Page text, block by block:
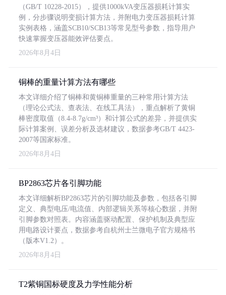
（GB/T 10228-2015），提供1000kVA变压器损耗计算实
例，分步骤说明变损计算方法，并附电力变压器损耗计算
实例表格，涵盖SCB10/SCB13等常见型号参数，指导用户
快速掌握变压器能效评估要点。
2026年8月4日
铜棒的重量计算方法有哪些
本文详细介绍了铜棒和黄铜棒重量的三种常用计算方法
（理论公式法、查表法、在线工具法），重点解析了黄铜
棒密度取值（8.4-8.7g/cm³）和计算公式的差异，并提供实
际计算案例、误差分析及选材建议，数据参考GB/T 4423-
2007等国家标准。
2026年8月4日
BP2863芯片各引脚功能
本文详细解析BP2863芯片的引脚功能及参数，包括各引脚
定义、典型电压/电流值、内部逻辑关系等核心数据，并附
引脚参数对照表。内容涵盖驱动配置、保护机制及典型应
用电路设计要点，数据参考自杭州士兰微电子官方规格书
（版本V1.2）。
2026年8月4日
T2紫铜国标硬度及力学性能分析